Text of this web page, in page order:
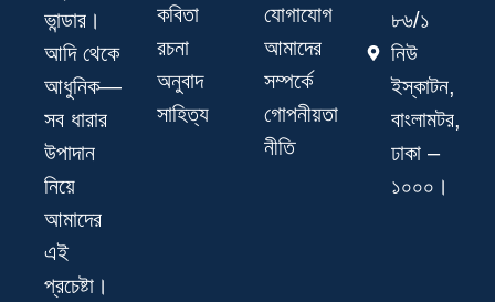
ভান্ডার।
আদি থেকে
আধুনিক—
সব ধারার
উপাদান
নিয়ে
আমাদের
এই
প্রচেষ্টা।
কবিতা
রচনা
অনুবাদ
সাহিত্য
যোগাযোগ
আমাদের
সম্পর্কে
গোপনীয়তা
নীতি
৮৬/১
নিউ
ইস্কাটন,
বাংলামটর,
ঢাকা –
১০০০।